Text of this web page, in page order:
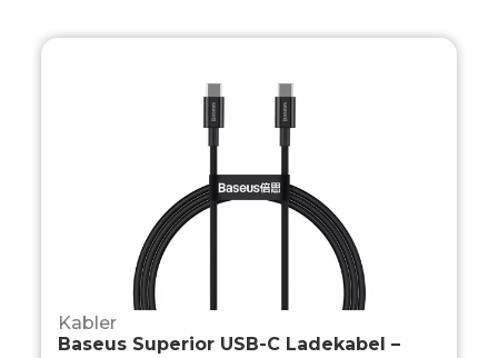
Kabler
Baseus Superior USB-C Ladekabel –